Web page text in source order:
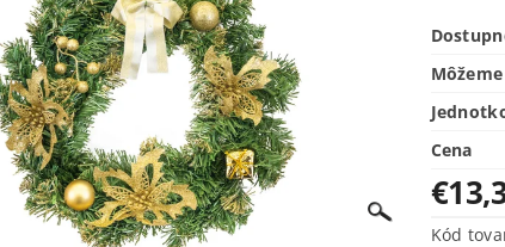
Cena
Kód